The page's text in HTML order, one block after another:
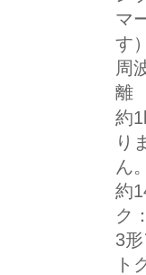
マ
す
周
離
約
り
ん
約
ク
3
ト